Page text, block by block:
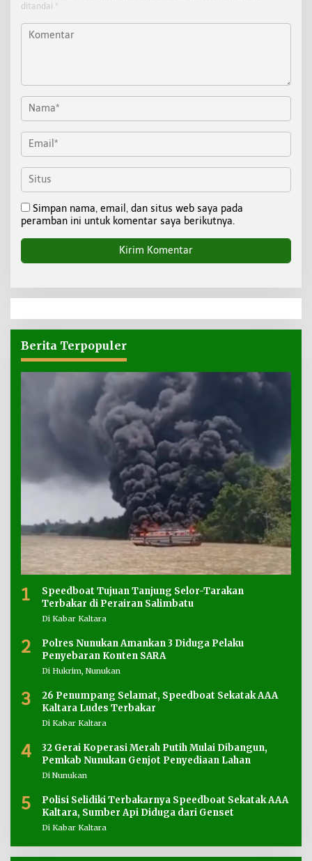
ditandai *
Simpan nama, email, dan situs web saya pada
peramban ini untuk komentar saya berikutnya.
Berita Terpopuler
1
Speedboat Tujuan Tanjung Selor-Tarakan
Terbakar di Perairan Salimbatu
Di Kabar Kaltara
2
Polres Nunukan Amankan 3 Diduga Pelaku
Penyebaran Konten SARA
Di Hukrim, Nunukan
3
26 Penumpang Selamat, Speedboat Sekatak AAA
Kaltara Ludes Terbakar
Di Kabar Kaltara
4
32 Gerai Koperasi Merah Putih Mulai Dibangun,
Pemkab Nunukan Genjot Penyediaan Lahan
Di Nunukan
5
Polisi Selidiki Terbakarnya Speedboat Sekatak AAA
Kaltara, Sumber Api Diduga dari Genset
Di Kabar Kaltara